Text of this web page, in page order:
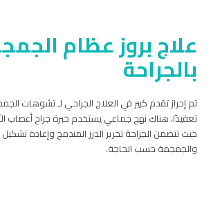
علاج بروز عظام
بالجراحة
تم إحراز تقدم كبير في العلاج الجراحي لـ تشوهات
تعقيدًا، هناك نهج جماعي يستخدم خبرة جراح أعصاب
حيث تتضمن الجراحة تحرير الدرز المندمج وإعادة
والجمجمة حسب الحاجة.